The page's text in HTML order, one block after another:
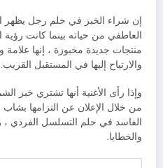
إن شراء الخبز في حلم رجل يظهر
العاطفي من حياته بينما كانت
منتجات جديدة مخبوزة ، إنها
والارتياح إليها في المستقبل القريب.
وإذا رأى الأغنية أنها تشتري خبز
من خلال الإعلان عن التزامها
الفاسد في حلم التسلسل الفردي ،
والخطايا.